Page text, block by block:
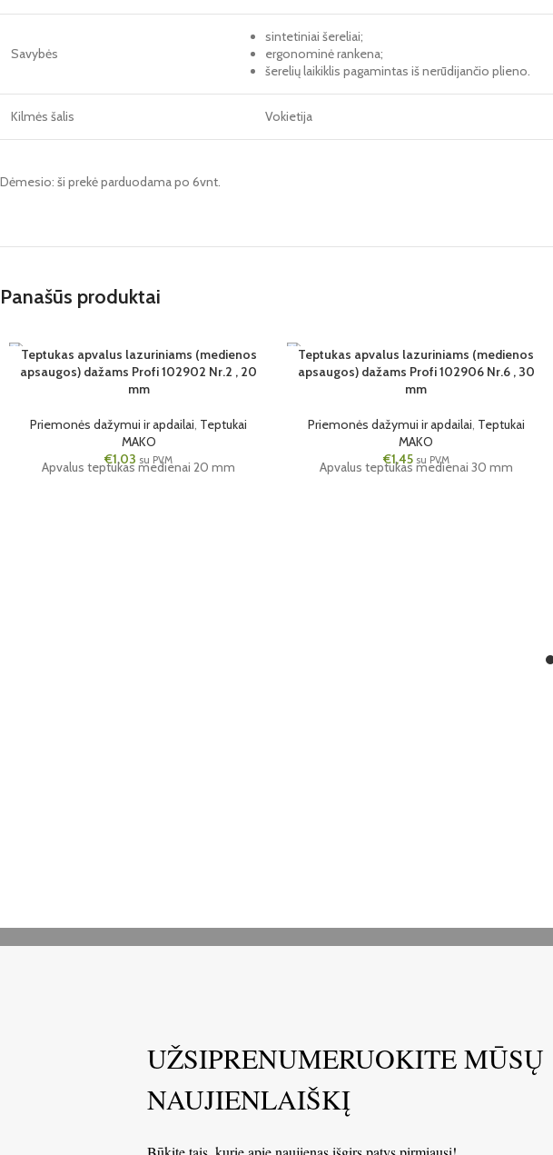
Savybės
sintetiniai šereliai;
ergonominė rankena;
šerelių laikiklis pagamintas iš nerūdijančio plieno.
Kilmės šalis Vokietija
Dėmesio: ši prekė parduodama po 6vnt.
Panašūs produktai
6 VNT.
Teptukas apvalus lazuriniams (medienos
apsaugos) dažams Profi 102902 Nr.2 , 20
mm
Priemonės dažymui ir apdailai Teptukai
MAKO
€1,03 su PVM
Apvalus teptukas medienai 20 mm
6 VNT.
Teptukas apvalus lazuriniams (medienos
apsaugos) dažams Profi 102906 Nr.6 , 30
mm
Priemonės dažymui ir apdailai Teptukai
MAKO
€1,45 su PVM
Apvalus teptukas medienai 30 mm
UŽSIPRENUMERUOKITE MŪSŲ
NAUJIENLAIŠKĮ